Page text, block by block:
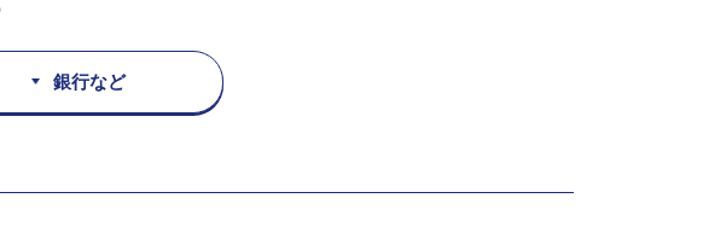
銀行など